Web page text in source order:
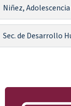
Niñez,
Sec. de Desarrollo